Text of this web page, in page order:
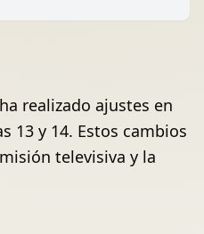
realizado ajustes en
13 y 14. Estos cambios
televisiva y la